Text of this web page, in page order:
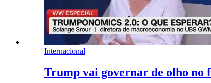
Internacional
Trump vai governar de olho no